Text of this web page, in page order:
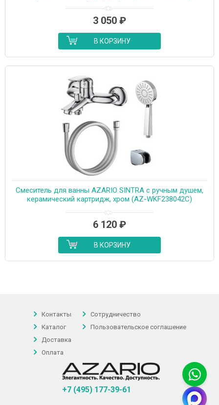
3 050 ₽
В КОРЗИНУ
Смеситель для ванны AZARIO SINTRA с ручным душем,
керамический картридж, хром (AZ-WKF238042C)
6 120 ₽
В КОРЗИНУ
Контакты
Каталог
Доставка
Оплата
Сотрудничество
Пользовательское соглашение
+7 (495) 177-39-61